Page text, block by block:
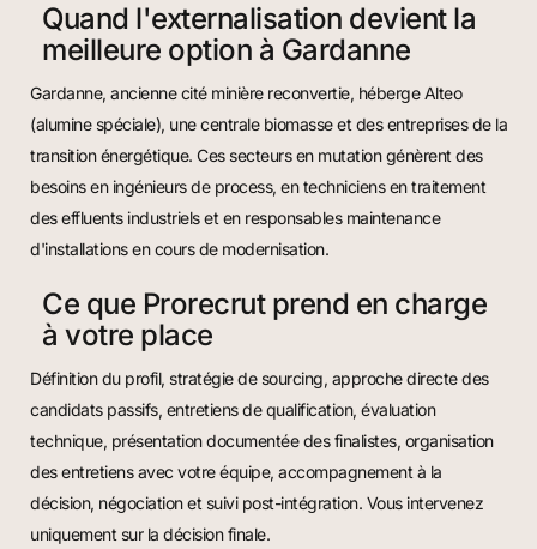
Quand l'externalisation devient la
meilleure option à Gardanne
Gardanne, ancienne cité minière reconvertie, héberge Alteo
(alumine spéciale), une centrale biomasse et des entreprises de la
transition énergétique. Ces secteurs en mutation génèrent des
besoins en ingénieurs de process, en techniciens en traitement
des effluents industriels et en responsables maintenance
d'installations en cours de modernisation.
Ce que Prorecrut prend en charge
à votre place
Définition du profil, stratégie de sourcing, approche directe des
candidats passifs, entretiens de qualification, évaluation
technique, présentation documentée des finalistes, organisation
des entretiens avec votre équipe, accompagnement à la
décision, négociation et suivi post-intégration. Vous intervenez
uniquement sur la décision finale.